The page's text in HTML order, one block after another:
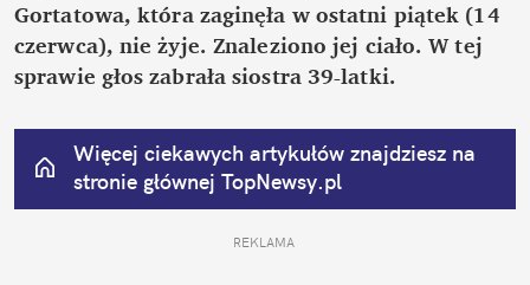
Gortatowa, która zaginęła w ostatni piątek (14
czerwca), nie żyje. Znaleziono jej ciało. W tej
sprawie głos zabrała siostra 39-latki.
Więcej ciekawych artykułów znajdziesz na
stronie głównej TopNewsy.pl
REKLAMA